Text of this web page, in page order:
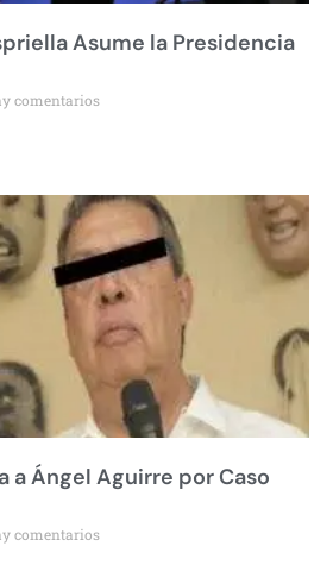
Asume la Presidencia
comentarios
a Ángel Aguirre por Caso
comentarios